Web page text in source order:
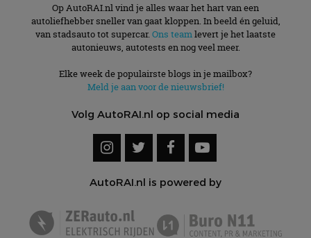
Op AutoRAI.nl vind je alles waar het hart van een
autoliefhebber sneller van gaat kloppen. In beeld én geluid,
van stadsauto tot supercar. Ons teamlevert je het laatste
autonieuws, autotests en nog veel meer.
Elke week de populairste blogs in je mailbox?
Meld je aan voor de nieuwsbrief!
Volg AutoRAI.nl op social media
AutoRAI.nl is powered by